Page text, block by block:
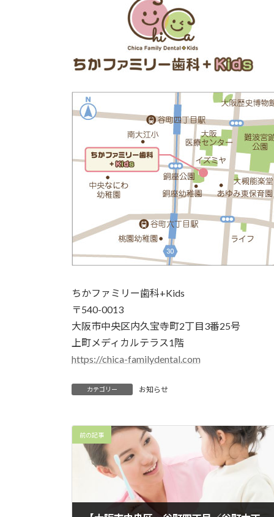
ちかファミリー歯科+Kids
〒540-0013
大阪市中央区内久宝寺町2丁目3番25号
上町メディカルテラス1階
https://chica-familydental.com
カテゴリー お知らせ
前の記事